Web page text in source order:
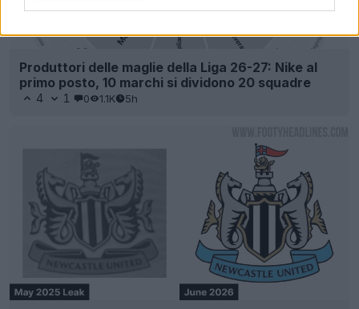
Produttori delle maglie della Liga 26-27: Nike al
primo posto, 10 marchi si dividono 20 squadre
4 1 0 1.1K 5h